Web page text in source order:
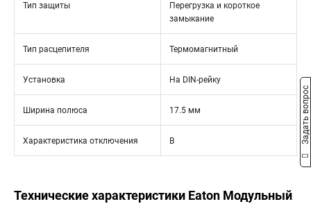
Тип защиты
Перегрузка и короткое
замыкание
Тип расцепителя Термомагнитный
Установка На DIN-рейку
Ширина полюса 17.5 мм
Характеристика отключения B
Технические характеристики Eaton Модульный
Задать вопрос